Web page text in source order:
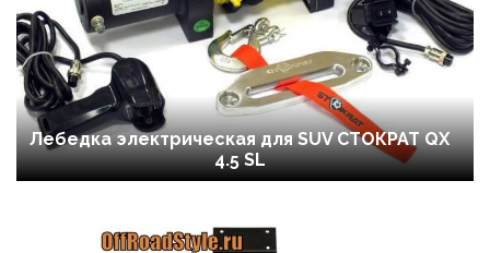
Лебедка электрическая для SUV СТОКРАТ QX
4.5 SL